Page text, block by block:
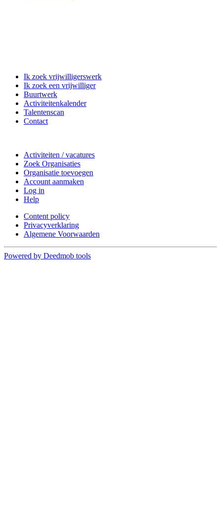
Ik zoek vrijwilligerswerk
Ik zoek een vrijwilliger
Buurtwerk
Activiteitenkalender
Talentenscan
Contact
Activiteiten / vacatures
Zoek Organisaties
Organisatie toevoegen
Account aanmaken
Log in
Help
Content policy
Privacyverklaring
Algemene Voorwaarden
Powered by Deedmob tools